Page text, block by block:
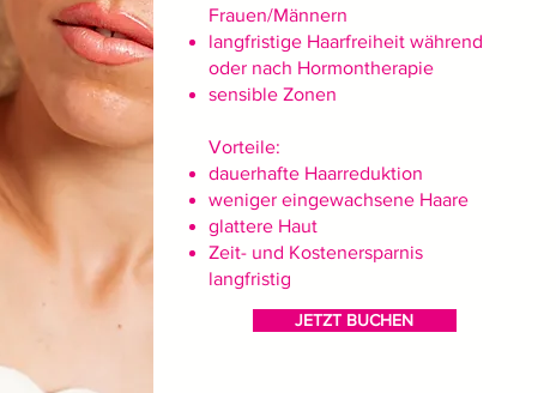
Frauen/Männern
langfristige Haarfreiheit während
oder nach Hormontherapie
sensible Zonen
Vorteile:
dauerhafte Haarreduktion
weniger eingewachsene Haare
glattere Haut
Zeit- und Kostenersparnis
langfristig
JETZT BUCHEN